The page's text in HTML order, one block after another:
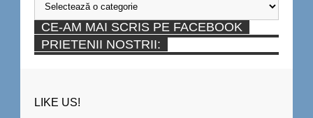
CE-AM MAI SCRIS PE FACEBOOK
PRIETENII NOSTRII:
LIKE US!